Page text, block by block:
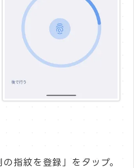
指紋を登録」をタップ。